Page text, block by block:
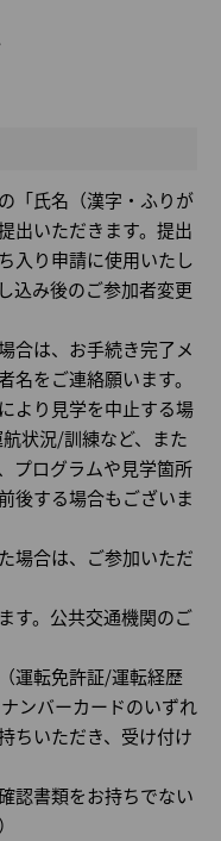
「氏名（漢字・ふりが
出いただきます。提出
入り申請に使用いたし
込み後のご参加者変更
合は、お手続き完了メ
をご連絡願います。
より見学を中止する場
状況/訓練など、また
プログラムや見学箇所
後する場合もございま
場合は、ご参加いただ
す。公共交通機関のご
運転免許証/運転経歴
ンバーカードのいずれ
ちいただき、受け付け
認書類をお持ちでない